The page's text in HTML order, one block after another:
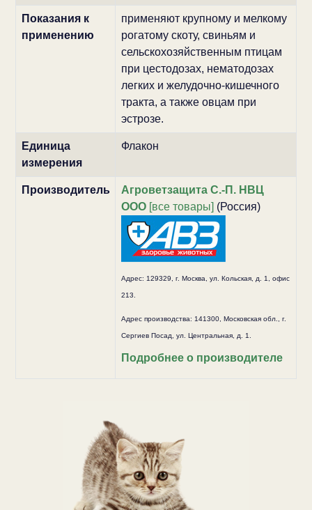
Показания к
применению
применяют крупному и мелкому
рогатому скоту, свиньям и
сельскохозяйственным птицам
при цестодозах, нематодозах
легких и желудочно-кишечного
тракта, а также овцам при
эстрозе.
Единица
измерения
Флакон
Производитель
Агроветзащита С.-П. НВЦ
ООО[все товары] (Россия)
Адрес: 129329, г. Мocквa, ул. Кoльcкaя, д. 1, oфиc
213.
Адрес производства: 141300, Московская обл., г.
Сергиев Посад, ул. Центральная, д. 1.
Подробнее о производителе